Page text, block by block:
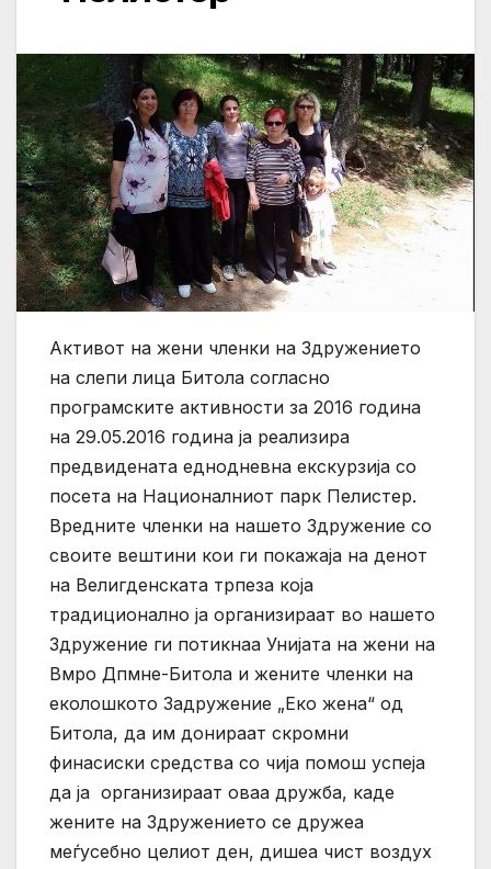
Активот на жени членки на Здружението
на слепи лица Битола согласно
програмските активности за 2016 година
на 29.05.2016 година ја реализира
предвидената еднодневна екскурзија со
посета на Националниот парк Пелистер.
Вредните членки на нашето Здружение со
своите вештини кои ги покажаја на денот
на Велигденската трпеза која
традиционално ја организираат во нашето
Здружение ги потикнаа Унијата на жени на
Вмро Дпмне-Битола и жените членки на
еколошкото Задружение „Еко жена“ од
Битола, да им донираат скромни
финасиски средства со чија помош успеја
да ја организираат оваа дружба, каде
жените на Здружението се дружеа
меѓусебно целиот ден, дишеа чист воздух